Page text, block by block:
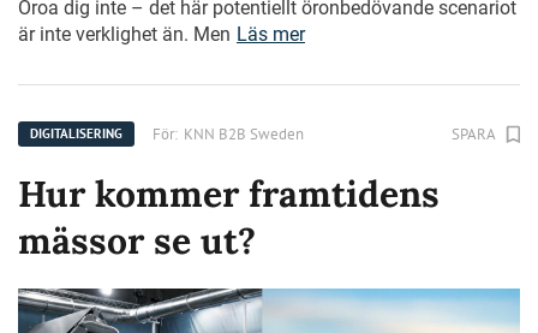
Oroa dig inte – det här potentiellt öronbedövande scenariot
är inte verklighet än. Men Läs mer
DIGITALISERING För: KNN B2B Sweden SPARA
Hur kommer framtidens
mässor se ut?